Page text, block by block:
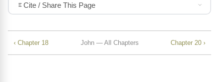
Cite / Share This Page
‹ Chapter 18 John — All Chapters Chapter 20 ›